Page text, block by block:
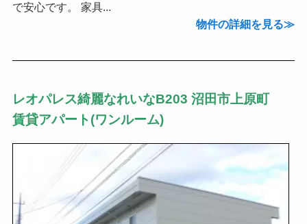
で安心です。 家具...
物件の詳細を見る
レオパレス綺麗なれいなB203 沼田市上原町
賃貸アパート(ワンルーム)